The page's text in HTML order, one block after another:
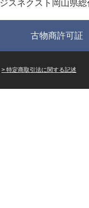
スネクスト岡山県
古物商許可
特定商取引法に関する記述